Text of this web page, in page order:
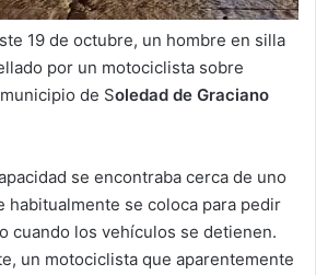
19 de octubre, un hombre en silla
por un motociclista sobre
de Soledad de Graciano
se encontraba cerca de uno
habitualmente se coloca para pedir
cuando los vehículos se detienen.
un motociclista que aparentemente